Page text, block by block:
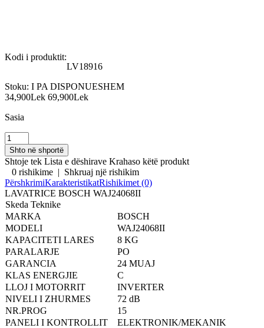
Kodi i produktit:
LV18916
Stoku: I PA DISPONUESHEM
34,900Lek 69,900Lek
Sasia
Shtoje tek Lista e dëshirave Krahaso këtë produkt
0 rishikime | Shkruaj një rishikim
PërshkrimiKarakteristikatRishikimet (0)
LAVATRICE BOSCH WAJ24068II
Skeda Teknike
MARKA
BOSCH
MODELI
WAJ24068II
KAPACITETI LARES
8 KG
PARALARJE
PO
GARANCIA
24 MUAJ
KLAS ENERGJIE
C
LLOJ I MOTORRIT
INVERTER
NIVELI I ZHURMES
72 dB
NR.PROG
15
PANELI I KONTROLLIT
ELEKTRONIK/MEKANIK